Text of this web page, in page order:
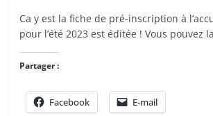
Ca y est la fiche de pré-inscription à
pour l’été 2023 est éditée ! Vous pouvez la
Partager :
Facebook E-mail